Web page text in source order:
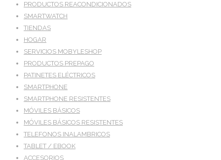
PRODUCTOS REACONDICIONADOS
SMARTWATCH
TIENDAS
HOGAR
SERVICIOS MOBYLESHOP
PRODUCTOS PREPAGO
PATINETES ELÉCTRICOS
SMARTPHONE
SMARTPHONE RESISTENTES
MÓVILES BÁSICOS
MÓVILES BÁSICOS RESISTENTES
TELEFONOS INALAMBRICOS
TABLET / EBOOK
ACCESORIOS